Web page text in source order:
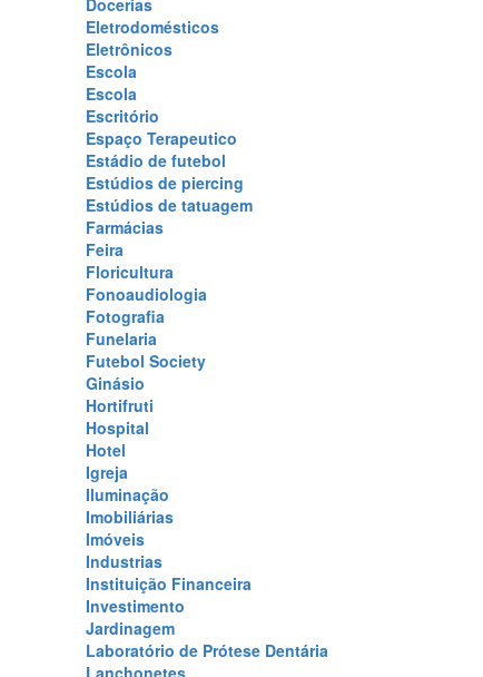
Docerias
Eletrodomésticos
Eletrônicos
Escola
Escola
Escritório
Espaço Terapeutico
Estádio de futebol
Estúdios de piercing
Estúdios de tatuagem
Farmácias
Feira
Floricultura
Fonoaudiologia
Fotografia
Funelaria
Futebol Society
Ginásio
Hortifruti
Hospital
Hotel
Igreja
Iluminação
Imobiliárias
Imóveis
Industrias
Instituição Financeira
Investimento
Jardinagem
Laboratório de Prótese Dentária
Lanchonetes